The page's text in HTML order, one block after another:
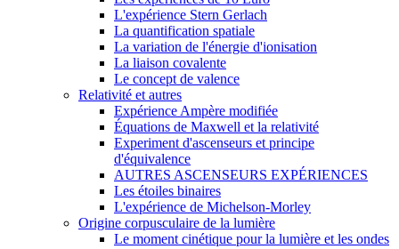
L'expérience Stern Gerlach
La quantification spatiale
La variation de l'énergie d'ionisation
La liaison covalente
Le concept de valence
Relativité et autres
Expérience Ampère modifiée
Équations de Maxwell et la relativité
Experiment d'ascenseurs et principe
d'équivalence
AUTRES ASCENSEURS EXPÉRIENCES
Les étoiles binaires
L'expérience de Michelson-Morley
Origine corpusculaire de la lumière
Le moment cinétique pour la lumière et les ondes